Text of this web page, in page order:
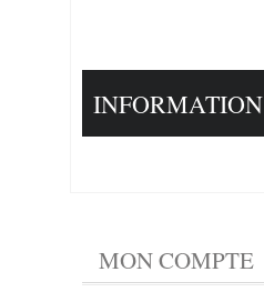
INFORMATION
MON COMPTE